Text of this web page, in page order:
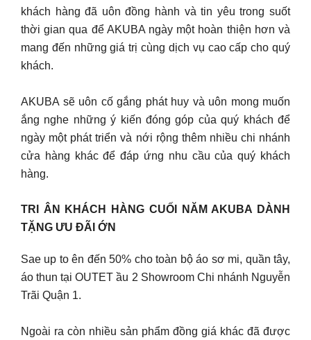
khách hàng đã uôn đồng hành và tin yêu trong suốt
thời gian qua để AKUBA ngày một hoàn thiện hơn và
mang đến những giá trị cùng dịch vụ cao cấp cho quý
khách.
AKUBA sẽ uôn cố gắng phát huy và uôn mong muốn
ắng nghe những ý kiến đóng góp của quý khách để
ngày một phát triển và nới rộng thêm nhiều chi nhánh
cửa hàng khác để đáp ứng nhu cầu của quý khách
hàng.
TRI ÂN KHÁCH HÀNG CUỐI NĂM AKUBA DÀNH
TẶNG ƯU ĐÃI ỚN
Sae up to ên đến 50% cho toàn bộ áo sơ mi, quần tây,
áo thun tại OUTET ầu 2 Showroom Chi nhánh Nguyễn
Trãi Quận 1.
Ngoài ra còn nhiều sản phẩm đồng giá khác đã được